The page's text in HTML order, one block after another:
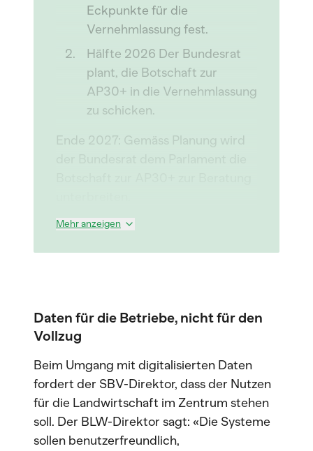
Eckpunkte für die
Vernehmlassung fest.
Hälfte 2026 Der Bundesrat
plant, die Botschaft zur
AP30+ in die Vernehmlassung
zu schicken.
Ende 2027: Gemäss Planung wird
Mehr anzeigen
Daten für die Betriebe, nicht für den
Vollzug
Beim Umgang mit digitalisierten Daten
fordert der SBV-Direktor, dass der Nutzen
für die Landwirtschaft im Zentrum stehen
soll. Der BLW-Direktor sagt: «Die Systeme
sollen benutzerfreundlich,